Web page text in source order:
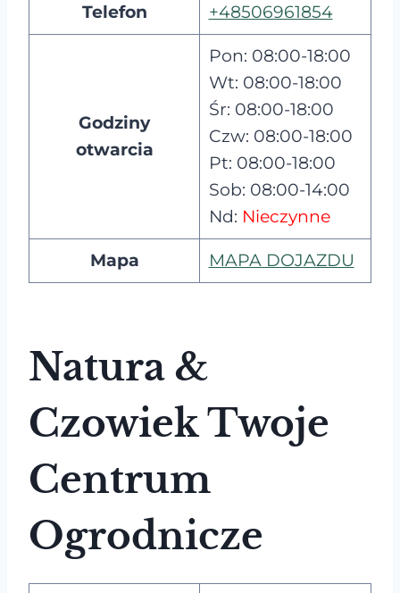
Telefon +48506961854
Godziny
otwarcia
Pon: 08:00-18:00
Wt: 08:00-18:00
Śr: 08:00-18:00
Czw: 08:00-18:00
Pt: 08:00-18:00
Sob: 08:00-14:00
Nd: Nieczynne
Mapa MAPA DOJAZDU
Natura &
Czowiek Twoje
Centrum
Ogrodnicze